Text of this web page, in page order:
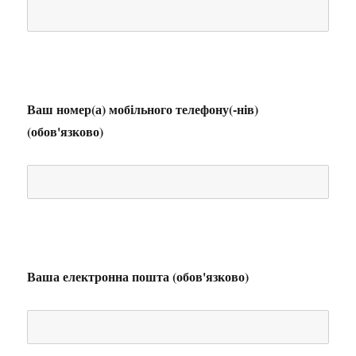
Ваш номер(а) мобільного телефону(-нів)
(обов'язково)
Ваша електронна пошта (обов'язково)